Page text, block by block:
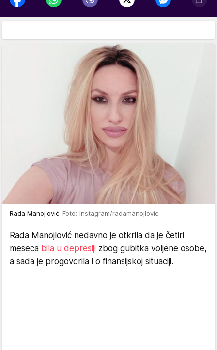
Rada Manojlović Foto: Instagram/radamanojlovic
Rada Manojlović nedavno je otkrila da je četiri
meseca bila u depresiji zbog gubitka voljene osobe,
a sada je progovorila i o finansijskoj situaciji.